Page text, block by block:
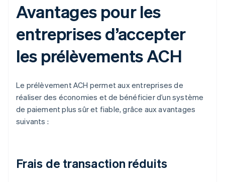
Avantages pour les
entreprises d’accepter
les prélèvements ACH
Le prélèvement ACH permet aux entreprises de
réaliser des économies et de bénéficier d’un système
de paiement plus sûr et fiable, grâce aux avantages
suivants :
Frais de transaction réduits